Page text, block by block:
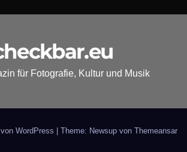
für Fotografie, Kultur und Musik
WordPress | Theme: Newsup von Themeansar